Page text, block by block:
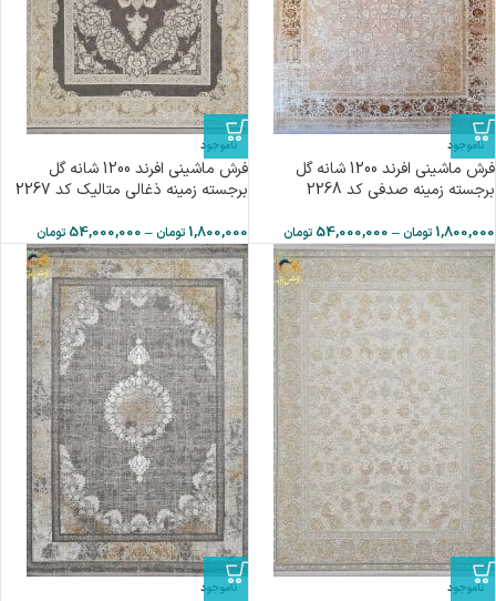
ناموجود
فرش ماشینی افرند 1200 شانه گل
برجسته زمینه صدفي کد 2268
1,800,000 تومان–
54,000,000 تومان
ناموجود
فرش ماشینی افرند 1200 شانه گل
برجسته زمینه ذغالی متالیک کد 2267
1,800,000 تومان –
54,000,000 تومان
ناموجود ناموجود